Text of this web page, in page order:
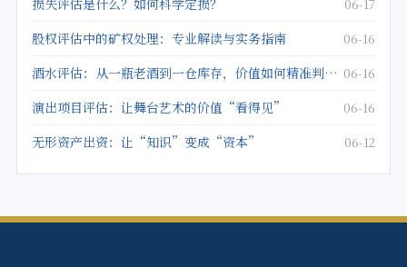
损失评估是什么？如何科学定损？ 06-17
股权评估中的矿权处理：专业解读与实务指南 06-16
酒水评估：从一瓶老酒到一仓库存，价值如何精准判定？ 06-16
演出项目评估：让舞台艺术的价值“看得见” 06-16
无形资产出资：让“知识”变成“资本” 06-12